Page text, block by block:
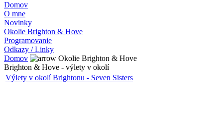
Domov
O mne
Novinky
Okolie Brighton & Hove
Programovanie
Odkazy / Linky
Domov
Okolie Brighton & Hove
Brighton & Hove - výlety v okolí
Výlety v okolí Brightonu - Seven Sisters